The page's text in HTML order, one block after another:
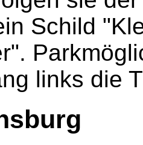
Schild
links die